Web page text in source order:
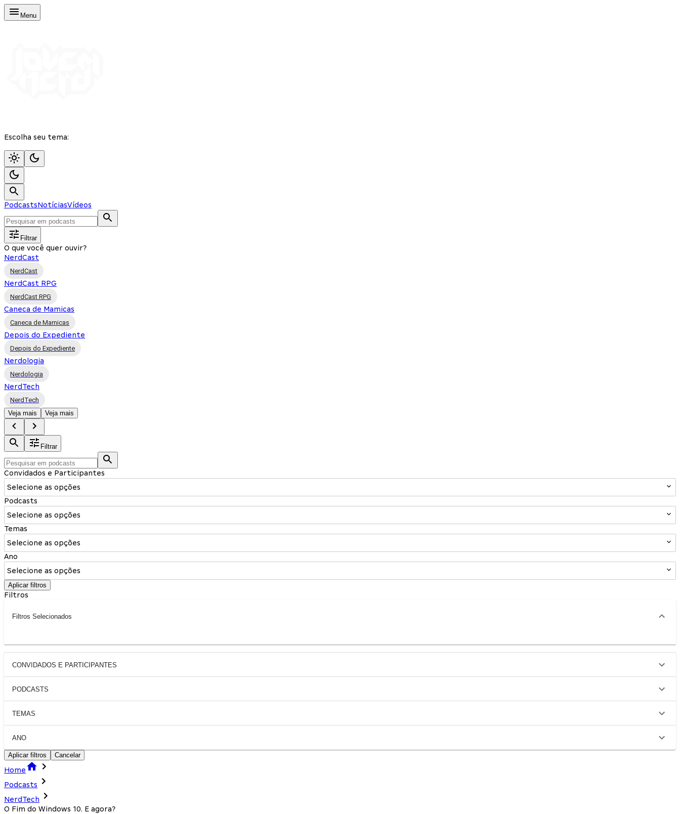
Menu
Escolha seu tema:
PodcastsNotíciasVídeos
Filtrar
O que você quer ouvir?
NerdCast
NerdCast
NerdCast RPG
NerdCast RPG
Caneca de Mamicas
Caneca de Mamicas
Depois do Expediente
Depois do Expediente
Nerdologia
Nerdologia
NerdTech
NerdTech
Veja mais
Veja mais
Filtrar
Convidados e Participantes
Selecione as opções
Podcasts
Selecione as opções
Temas
Selecione as opções
Ano
Selecione as opções
Aplicar filtros
Filtros
Filtros Selecionados
CONVIDADOS E PARTICIPANTES
PODCASTS
TEMAS
ANO
Aplicar filtros Cancelar
Home
Podcasts
NerdTech
O Fim do Windows 10. E agora?